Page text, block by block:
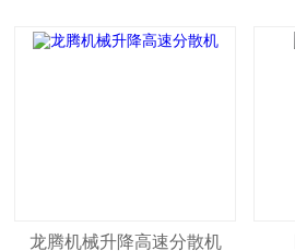
龙腾机械升降高速分散机